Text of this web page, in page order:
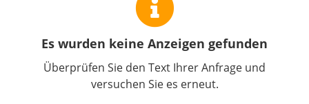
Es wurden keine Anzeigen gefunden
Überprüfen Sie den Text Ihrer Anfrage und
versuchen Sie es erneut.